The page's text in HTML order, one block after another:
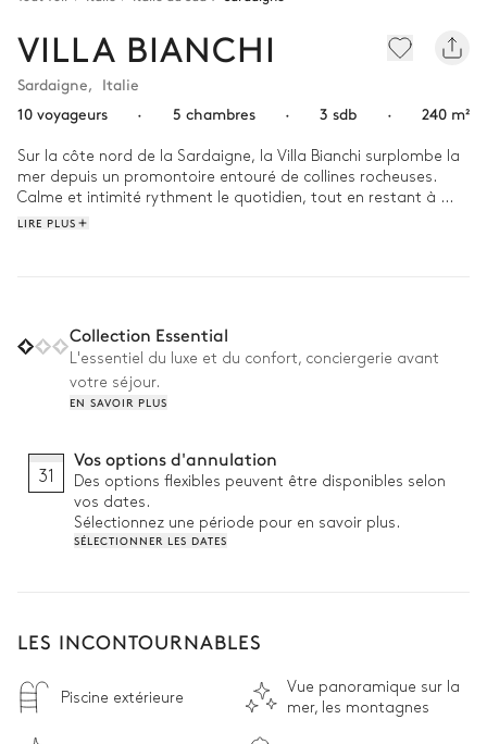
VILLA BIANCHI
Sardaigne, Italie
10 voyageurs
· 5 chambres · 3 sdb · 240 m²
Sur la côte nord de la Sardaigne, la Villa Bianchi surplombe la
mer depuis un promontoire entouré de collines rocheuses.
Calme et intimité rythment le quotidien, tout en restant à
quelques minutes des villages côtiers animés, avec leurs
détendre. Le soir venu, installez-vous au calme, dans une
ambiance simple et apaisante, propice au repos.
LIRE PLUS
Collection Essential
L'essentiel du luxe et du confort, conciergerie avant
votre séjour.
EN SAVOIR PLUS
31
Vos options d'annulation
Des options flexibles peuvent être disponibles selon
vos dates.
Sélectionnez une période pour en savoir plus.
SÉLECTIONNER LES DATES
LES INCONTOURNABLES
Piscine extérieure
Vue panoramique sur la
mer, les montagnes